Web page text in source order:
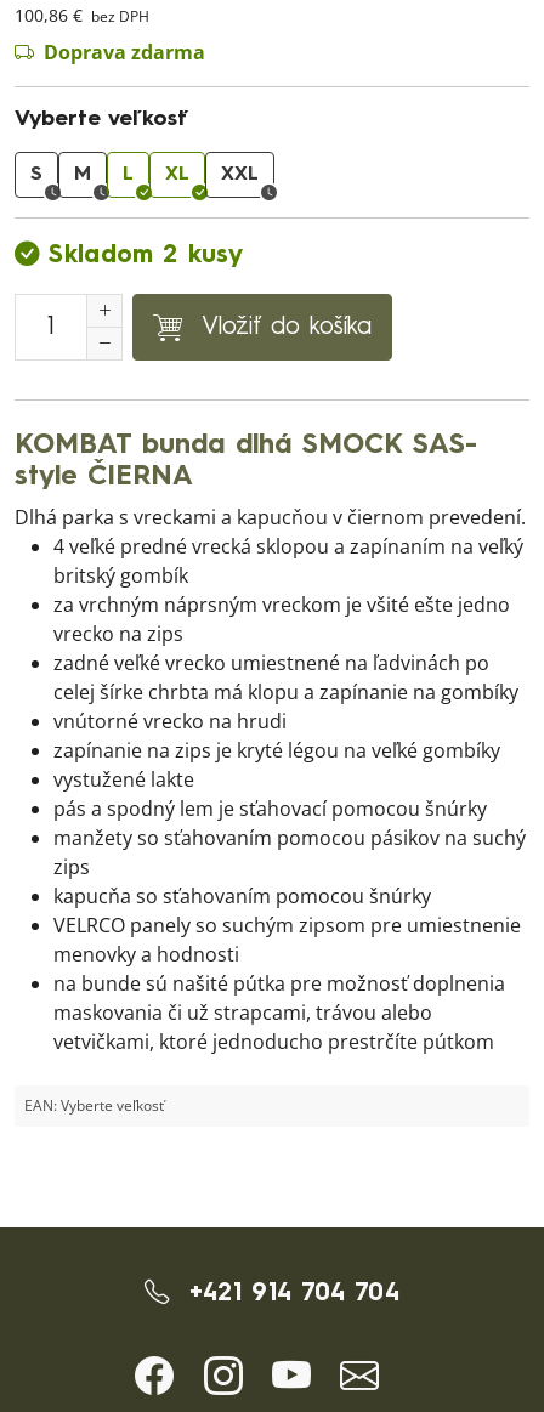
100,86 € bez DPH
Doprava zdarma
Vyberte veľkosť
S M L XL XXL
Skladom 2 kusy
Vložiť do košíka
KOMBAT bunda dlhá SMOCK SAS-
style ČIERNA
Dlhá parka s vreckami a kapucňou v čiernom prevedení.
4 veľké predné vrecká sklopou a zapínaním na veľký
britský gombík
za vrchným náprsným vreckom je všité ešte jedno
vrecko na zips
zadné veľké vrecko umiestnené na ľadvinách po
celej šírke chrbta má klopu a zapínanie na gombíky
vnútorné vrecko na hrudi
zapínanie na zips je kryté légou na veľké gombíky
vystužené lakte
pás a spodný lem je sťahovací pomocou šnúrky
manžety so sťahovaním pomocou pásikov na suchý
zips
kapucňa so sťahovaním pomocou šnúrky
VELRCO panely so suchým zipsom pre umiestnenie
menovky a hodnosti
na bunde sú našité pútka pre možnosť doplnenia
maskovania či už strapcami, trávou alebo
vetvičkami, ktoré jednoducho prestrčíte pútkom
EAN:Vyberte veľkosť
+421 914 704 704